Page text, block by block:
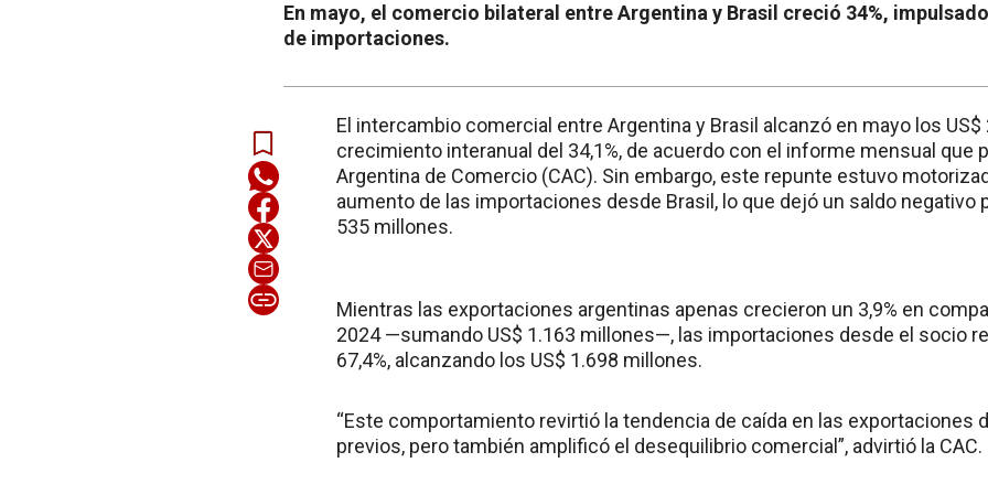
En mayo, el comercio bilateral entre Argentina y Brasil creció 34%,
de importaciones.
El intercambio comercial entre Argentina y Brasil alcanzó en mayo los
crecimiento interanual del 34,1%, de acuerdo con el informe mensual que
Argentina de Comercio (CAC). Sin embargo, este repunte estuvo
aumento de las importaciones desde Brasil, lo que dejó un saldo negativo
535 millones.
Mientras las exportaciones argentinas apenas crecieron un 3,9% en
2024 —sumando US$ 1.163 millones—, las importaciones desde el socio
67,4%, alcanzando los US$ 1.698 millones.
“Este comportamiento revirtió la tendencia de caída en las exportaciones
previos, pero también amplificó el desequilibrio comercial”, advirtió la CAC.